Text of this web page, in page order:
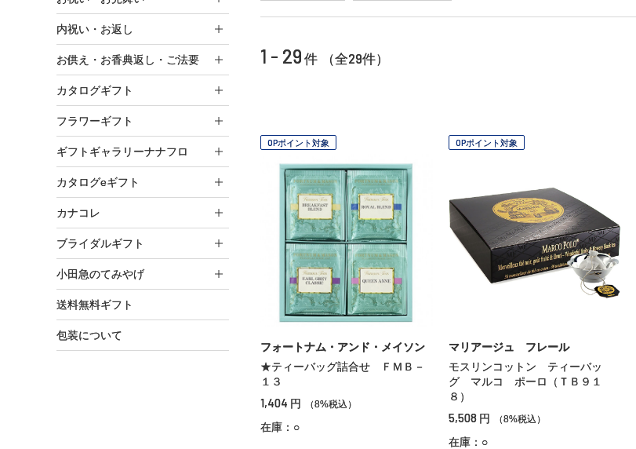
内祝い・お返し
お供え・お香典返し・ご法要
カタログギフト
フラワーギフト
ギフトギャラリーナナフロ
カタログeギフト
カナコレ
ブライダルギフト
小田急のてみやげ
送料無料ギフト
包装について
1 - 29 件 （全29件）
OPポイント対象
フォートナム・アンド・メイソン
★ティーバッグ詰合せ ＦＭＢ－
１３
1,404 円 （8%税込）
在庫：○
OPポイント対象
マリアージュ フレール
モスリンコットン ティーバッ
グ マルコ ポーロ（ＴＢ９１
８）
5,508 円 （8%税込）
在庫：○